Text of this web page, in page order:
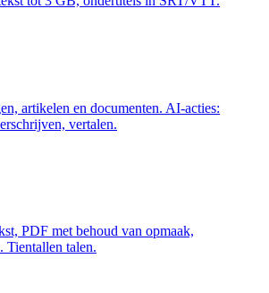
artikelen en documenten. AI-acties:
vertalen.
PDF met behoud van opmaak,
Tientallen talen.